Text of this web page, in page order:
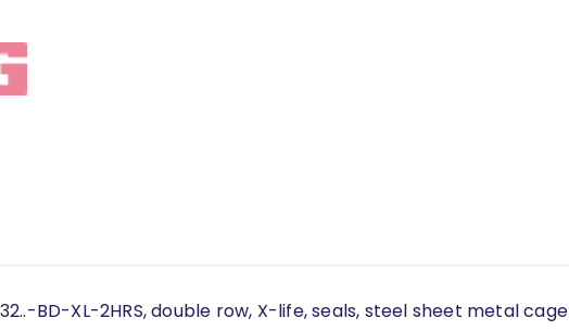
BD-XL-2HRS, double row, X-life, seals, steel sheet metal cage